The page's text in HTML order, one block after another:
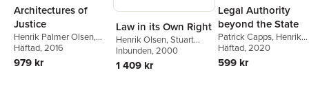
Architectures of
Justice
Henrik Palmer Olsen,
Stuart Toddington
Häftad, 2016
979 kr
Law in its Own Right
Henrik Olsen,Stuart
Toddington,John
Gardner
Inbunden, 2000
1 409 kr
Legal Authority
beyond the State
Patrick Capps, Henrik
Palmer Olsen
Häftad, 2020
599 kr